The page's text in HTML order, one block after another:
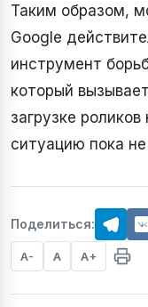
Таким образом,
Google
инструмент
который
загрузке
ситуацию пока
Поделиться:
A- A A+